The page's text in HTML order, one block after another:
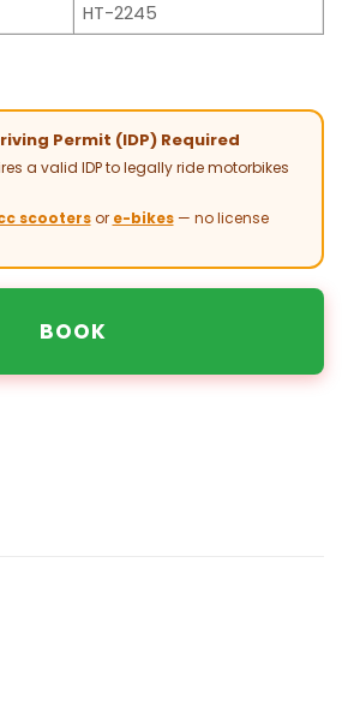
HT-2245
Permit (IDP) Required
a valid IDP to legally ride motorbikes
scootersor e-bikes— no license
BOOK